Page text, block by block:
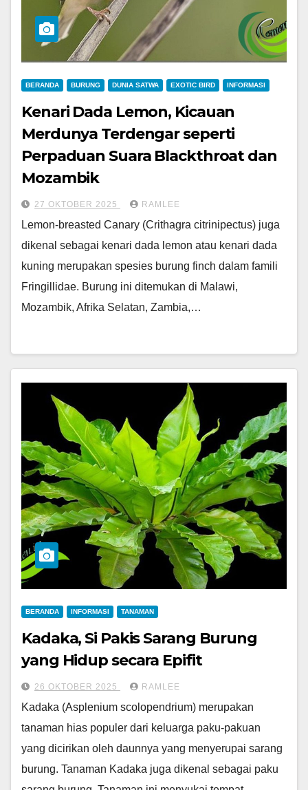
BERANDA BURUNG DUNIA SATWA EXOTIC BIRD INFORMASI
Kenari Dada Lemon, Kicauan
Merdunya Terdengar seperti
Perpaduan Suara Blackthroat dan
Mozambik
27 OKTOBER 2025 RAMLEE
Lemon-breasted Canary (Crithagra citrinipectus) juga
dikenal sebagai kenari dada lemon atau kenari dada
kuning merupakan spesies burung finch dalam famili
Fringillidae. Burung ini ditemukan di Malawi,
Mozambik, Afrika Selatan, Zambia,…
BERANDA INFORMASI TANAMAN
Kadaka, Si Pakis Sarang Burung
yang Hidup secara Epifit
26 OKTOBER 2025 RAMLEE
Kadaka (Asplenium scolopendrium) merupakan
tanaman hias populer dari keluarga paku-pakuan
yang dicirikan oleh daunnya yang menyerupai sarang
burung. Tanaman Kadaka juga dikenal sebagai paku